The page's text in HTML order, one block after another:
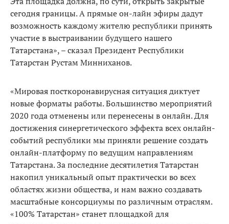
сегодня границы. А прямые он-лайн эфиры дадут
возможность каждому жителю республики принять
участие в выстраивании будущего нашего
Татарстана», – сказал Президент Республики
Татарстан Рустам Минниханов.
«Мировая посткоронавирусная ситуация диктует
новые форматы работы. Большинство мероприятий
2020 года отменены или перенесены в онлайн. Для
достижения синергетического эффекта всех онлайн-
событий республики мы приняли решение создать
онлайн-платформу по ведущим направлениям
Татарстана. За последние десятилетия Татарстан
накопил уникальный опыт практически во всех
областях жизни общества, и нам важно создавать
масштабные консорциумы по различным отраслям.
«100% Татарстан» станет площадкой для